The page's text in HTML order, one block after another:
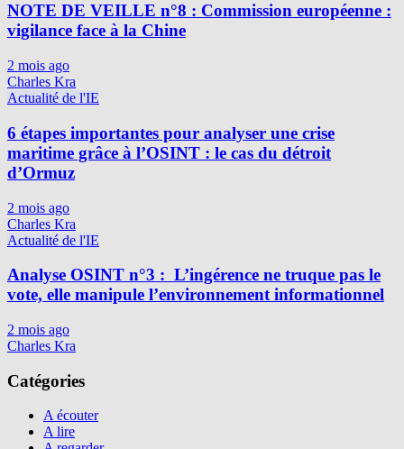
NOTE DE VEILLE n°8 : Commission européenne :
vigilance face à la Chine
2 mois ago
Charles Kra
Actualité de l'IE
6 étapes importantes pour analyser une crise
maritime grâce à l’OSINT : le cas du détroit
d’Ormuz
2 mois ago
Charles Kra
Actualité de l'IE
Analyse OSINT n°3 : L’ingérence ne truque pas le
vote, elle manipule l’environnement informationnel
2 mois ago
Charles Kra
Catégories
A écouter
A lire